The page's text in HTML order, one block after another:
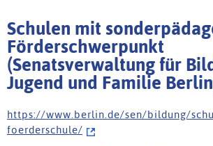
Schulen mit
Förderschwerpunkt
(Senatsverwaltung für
Jugend und Familie
h t t p s : / / w w w . b e r l i n . d e / s e n / b i l d u n g / s c h
f o e r d e r s c h u l e /